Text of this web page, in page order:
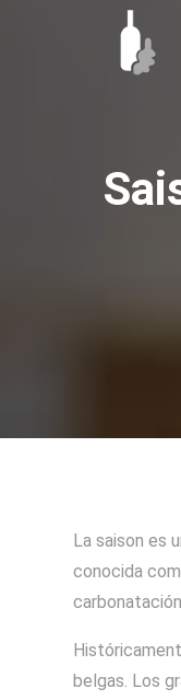
La saison es
conocida
belgas. Los